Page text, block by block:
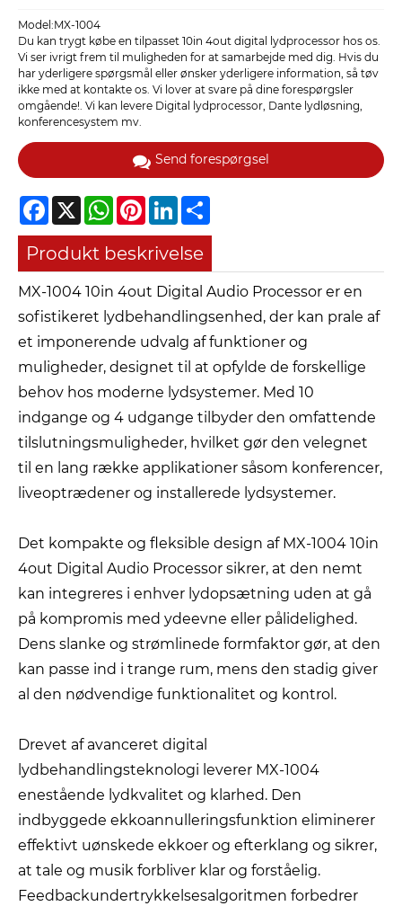
Model:MX-1004
Du kan trygt købe en tilpasset 10in 4out digital lydprocessor hos os.
Vi ser ivrigt frem til muligheden for at samarbejde med dig. Hvis du
har yderligere spørgsmål eller ønsker yderligere information, så tøv
ikke med at kontakte os. Vi lover at svare på dine forespørgsler
omgående!. Vi kan levere Digital lydprocessor, Dante lydløsning,
konferencesystem mv.
Send forespørgsel
Facebook
X WhatsAppPinterestLinkedIn
Produkt beskrivelse
MX-1004 10in 4out Digital Audio Processor er en
sofistikeret lydbehandlingsenhed, der kan prale af
et imponerende udvalg af funktioner og
muligheder, designet til at opfylde de forskellige
behov hos moderne lydsystemer. Med 10
indgange og 4 udgange tilbyder den omfattende
tilslutningsmuligheder, hvilket gør den velegnet
til en lang række applikationer såsom konferencer,
liveoptrædener og installerede lydsystemer.
Det kompakte og fleksible design af MX-1004 10in
4out Digital Audio Processor sikrer, at den nemt
kan integreres i enhver lydopsætning uden at gå
på kompromis med ydeevne eller pålidelighed.
Dens slanke og strømlinede formfaktor gør, at den
kan passe ind i trange rum, mens den stadig giver
al den nødvendige funktionalitet og kontrol.
Drevet af avanceret digital
lydbehandlingsteknologi leverer MX-1004
enestående lydkvalitet og klarhed. Den
indbyggede ekkoannulleringsfunktion eliminerer
effektivt uønskede ekkoer og efterklang og sikrer,
at tale og musik forbliver klar og forståelig.
Feedbackundertrykkelsesalgoritmen forbedrer